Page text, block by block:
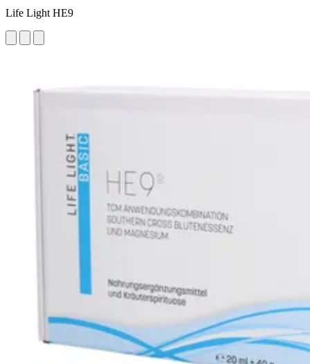
Life Light HE9